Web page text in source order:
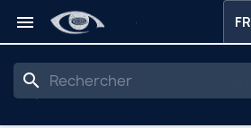
 FR
search